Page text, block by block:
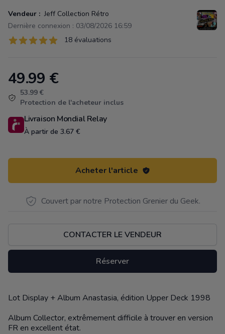
Vendeur : Jeff Collection Rétro
Dernière connexion : 03/08/2026 16:59
Évaluations
18 sur 5 étoiles 18 évaluations
Product information
49.99 €
53.99 €
Protection de l'acheteur inclus
Livraison Mondial Relay
À partir de 3.67 €
Acheter l'article
Couvert par notre Protection Grenier du Geek.
CONTACTER LE VENDEUR
Réserver
Description
Lot Display + Album Anastasia, édition Upper Deck 1998
Album Collector, extrêmement difficile à trouver en version
FR en excellent état.